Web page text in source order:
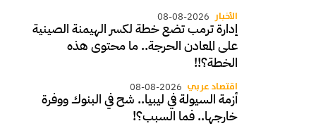
الأخبار 08-08-2026
إدارة ترمب تضع خطة لكسر الهيمنة الصينية
على المعادن الحرجة.. ما محتوى هذه
الخطة؟!!
اقتصاد عربي 08-08-2026
أزمة السيولة في ليبيا.. شح في البنوك ووفرة
خارجها.. فما السبب؟!